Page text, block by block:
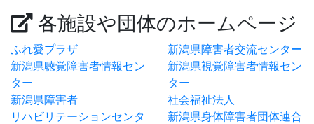
各施設や団体のホームページ
ふれ愛プラザ
新潟県障害者交流センター
新潟県聴覚障害者情報セン
ター
新潟県視覚障害者情報セン
ター
新潟県障害者
リハビリテーションセンタ
社会福祉法人
新潟県身体障害者団体連合